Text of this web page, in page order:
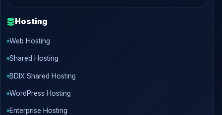
Hosting
Web Hosting
Shared Hosting
BDIX Shared Hosting
WordPress Hosting
Enterprise Hosting